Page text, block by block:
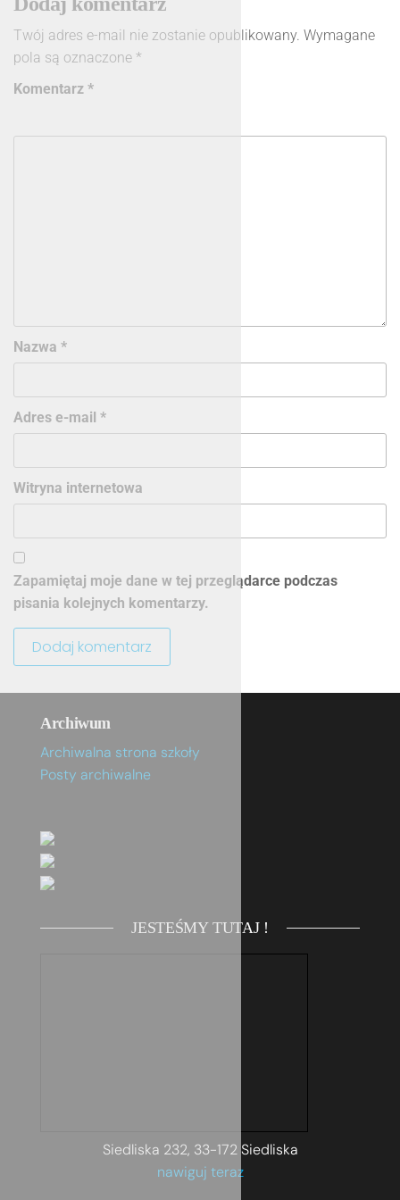
k
Twój adres e-mail nie zostanie opublikowany. Wymagane
pola są oznaczone *
Komentarz *
Nazwa *
Adres e-mail *
Witryna internetowa
Zapamiętaj moje dane w tej przeglądarce podczas
pisania kolejnych komentarzy.
Archiwum
Archiwalna strona szkoły
Posty archiwalne
JESTEŚMY TUTAJ !
Siedliska 232, 33-172 Siedliska
nawiguj teraz